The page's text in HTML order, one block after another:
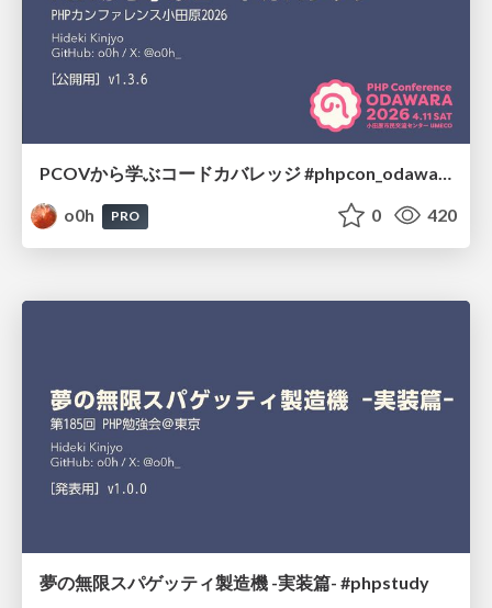
PCOVから学ぶコードカバレッジ #phpcon_odawara
o0h
PRO 0 420
夢の無限スパゲッティ製造機 -実装篇- #phpstudy